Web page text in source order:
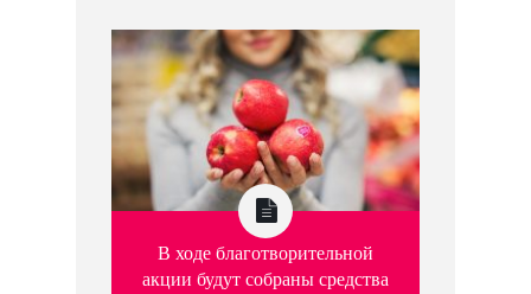
В ходе благотворительной
акции будут собраны средства